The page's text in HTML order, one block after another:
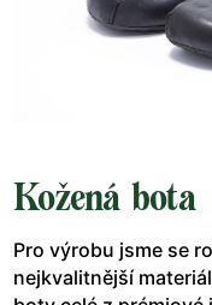
Kožená bota
Pro výrobu jsme se
nejkvalitnější